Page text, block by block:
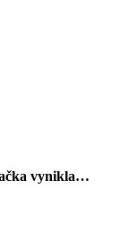
vynikla…